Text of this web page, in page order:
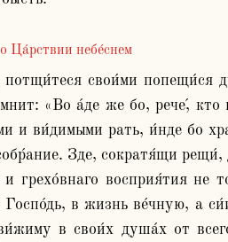
Ца́рствии небе́снем
«Во а́де же бо, рече,́
и ви́димыми рать, и́нде бо
Зде, сократя́щи
грехо́внаго восприя́тия не
в жизнь ве́чную, а
в свои́х душа́х от